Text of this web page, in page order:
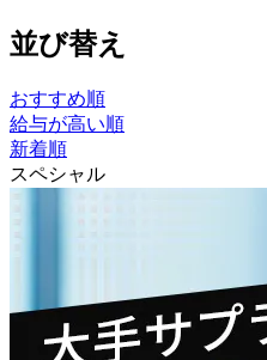
並び替え
おすすめ順
給与が高い順
新着順
スペシャル